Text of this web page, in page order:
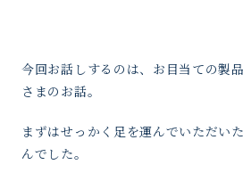
今回お話しするのは、お目当ての製
さまのお話。
まずはせっかく足を運んでいただい
んでした。